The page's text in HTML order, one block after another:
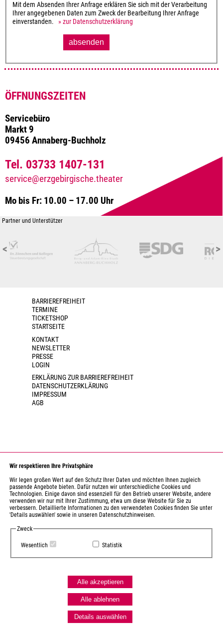
Wir respektieren Ihre Privatsphäre
Wir legen großen Wert auf den Schutz Ihrer Daten und möchten Ihnen zugleich
passende Angebote bieten. Dafür nutzen wir unterschiedliche Cookies und
Technologien. Einige davon sind essenziell für den Betrieb unserer Website, andere
verwenden wir nur mit Ihrer Zustimmung, etwa um diese Website für Sie zu
verbessern. Detaillierte Informationen zu den verwendeten Cookies finden Sie unter
'Details auswählen' sowie in unseren Datenschutzhinweisen.
Zweck
Wesentlich Statistik
Alle akzeptieren
Alle ablehnen
Details auswählen
Mit dem Absenden Ihrer Anfrage erklären Sie sich mit der Verarbeitung
Ihrer angegebenen Daten zum Zweck der Bearbeitung Ihrer Anfrage
einverstanden. » zur Datenschutzerklärung
ÖFFNUNGSZEITEN
Servicebüro
Markt 9
09456 Annaberg-Buchholz
Tel. 03733 1407-131
service@erzgebirgische.theater
Mo bis Fr: 10.00 – 17.00 Uhr
Partner und Unterstützer
< >
BARRIEREFREIHEIT
TERMINE
TICKETSHOP
STARTSEITE
KONTAKT
NEWSLETTER
PRESSE
LOGIN
ERKLÄRUNG ZUR BARRIEREFREIHEIT
DATENSCHUTZERKLÄRUNG
IMPRESSUM
AGB
Gefördert durch den Kulturraum Erzgebirge-Mittelsachsen
als regional bedeutsame Einrichtung.
Kultur und Tourismus. Diese Einrichtung wird mitfinanziert durch
beschlossenen Haushaltes.
Gefördert durch den Landkreis Erzgebirgskreis.